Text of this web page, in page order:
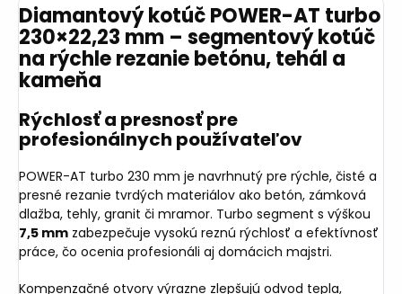
Diamantový kotúč POWER-AT turbo
230×22,23 mm – segmentový kotúč
na rýchle rezanie betónu, tehál a
kameňa
Rýchlosť a presnosť pre
profesionálnych používateľov
POWER-AT turbo 230 mm je navrhnutý pre rýchle, čisté a
presné rezanie tvrdých materiálov ako betón, zámková
dlažba, tehly, granit či mramor. Turbo segment s výškou
7,5 mm zabezpečuje vysokú reznú rýchlosť a efektívnosť
práce, čo ocenia profesionáli aj domácich majstri.
Kompenzačné otvory výrazne zlepšujú odvod tepla,